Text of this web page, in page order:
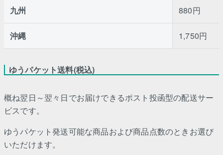
九州 880円
沖縄 1,750円
ゆうパケット送料(税込)
概ね翌日～翌々日でお届けできるポスト投函型の配送サー
ビスです。
ゆうパケット発送可能な商品および商品点数のときお選び
いただけます。